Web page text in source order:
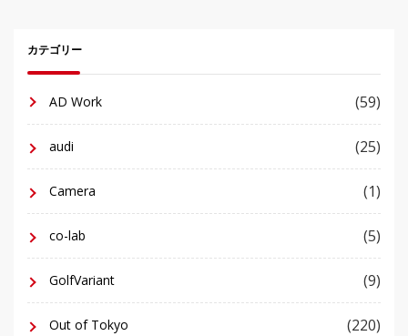
カテゴリー
AD Work (59)
audi (25)
Camera (1)
co-lab (5)
GolfVariant (9)
Out of Tokyo (220)